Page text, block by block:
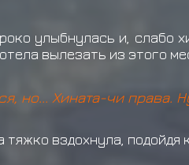
улыбнулась и, слабо
вылезать из этого
но... Хината-чи права.
тяжко вздохнула,